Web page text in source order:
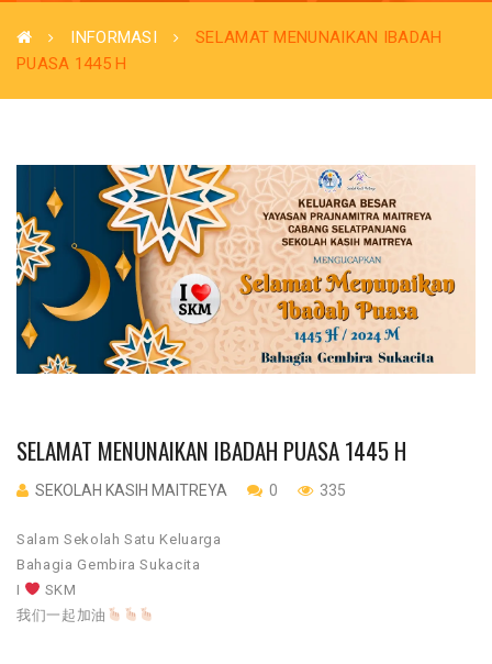
INFORMASI
SELAMAT MENUNAIKAN IBADAH
PUASA 1445 H
SELAMAT MENUNAIKAN IBADAH PUASA 1445 H
SEKOLAH KASIH MAITREYA 0 335
Salam Sekolah Satu Keluarga
Bahagia Gembira Sukacita
I
SKM
我们一起加油